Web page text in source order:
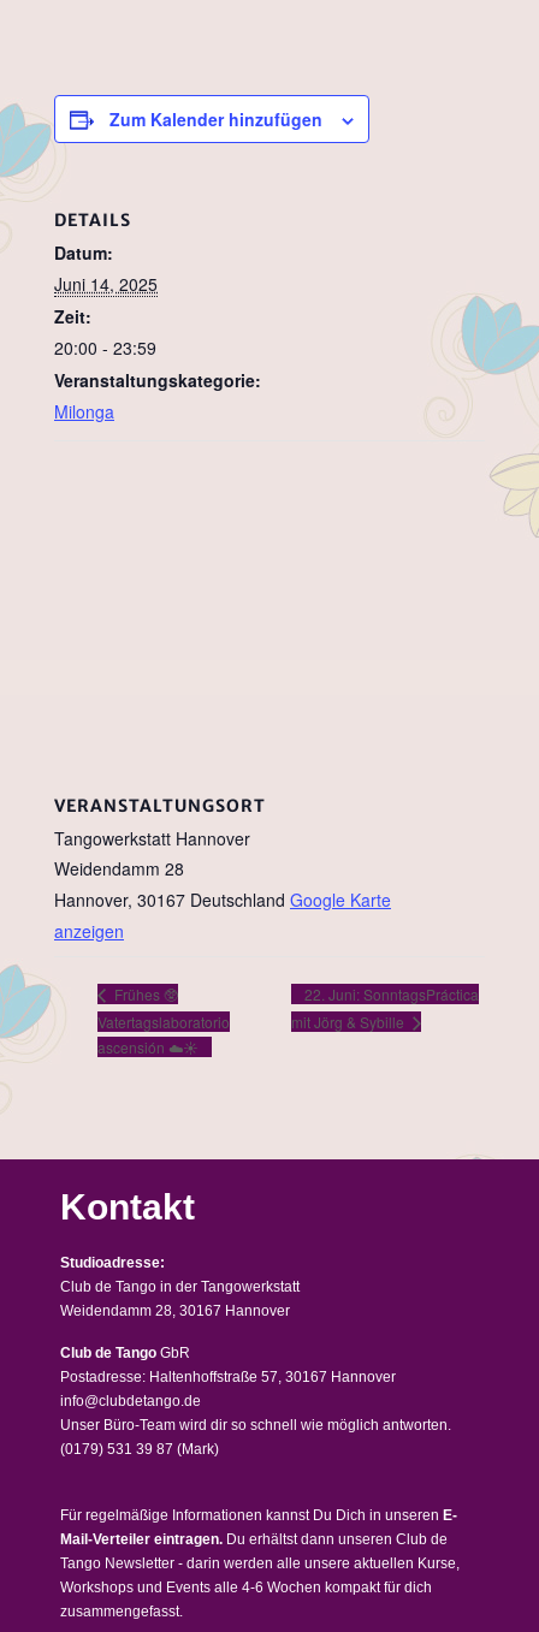
Zum Kalender hinzufügen
DETAILS
Datum:
Juni 14, 2025
Zeit:
20:00 - 23:59
Veranstaltungskategorie:
Milonga
VERANSTALTUNGSORT
Tangowerkstatt Hannover
Weidendamm 28
Hannover, 30167 Deutschland Google Karte
anzeigen
Frühes 🥸
Vatertagslaboratorio
ascensión ☁️☀️
22. Juni: SonntagsPráctica
mit Jörg & Sybille
Kontakt
Studioadresse:
Club de Tango in der Tangowerkstatt
Weidendamm 28, 30167 Hannover
Club de Tango GbR
Postadresse: Haltenhoffstraße 57, 30167 Hannover
info@clubdetango.de
Unser Büro-Team wird dir so schnell wie möglich antworten.
(0179) 531 39 87 (Mark)
Für regelmäßige Informationen kannst Du Dich in unseren E-
Mail-Verteiler eintragen. Du erhältst dann unseren Club de
Tango Newsletter - darin werden alle unsere aktuellen Kurse,
Workshops und Events alle 4-6 Wochen kompakt für dich
zusammengefasst.